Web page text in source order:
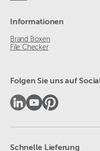
Informationen
Brand Boxen
File Checker
Folgen Sie uns auf
Schnelle Lieferung